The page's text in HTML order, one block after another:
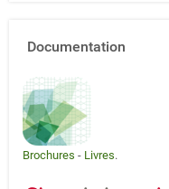
Documentation
Brochures - Livres.